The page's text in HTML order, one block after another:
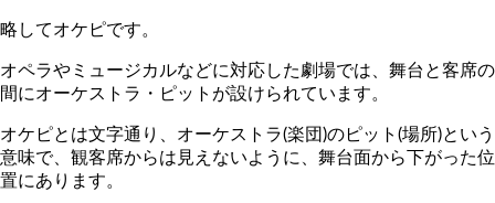
略してオケピです。
オペラやミュージカルなどに対応した劇場では、舞台と客席の
間にオーケストラ・ピットが設けられています。
オケピとは文字通り、オーケストラ(楽団)のピット(場所)という
意味で、観客席からは見えないように、舞台面から下がった位
置にあります。